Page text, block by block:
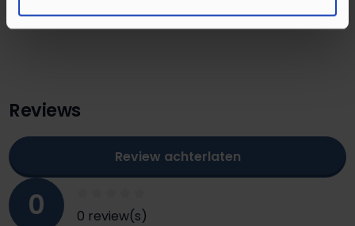
Reviews
0 0 review(s)
Review achterlaten